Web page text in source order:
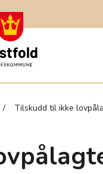
Tilskudd til ikke